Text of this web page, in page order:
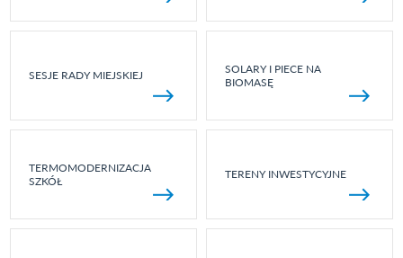
SESJE RADY MIEJSKIEJ
SOLARY I PIECE NA
BIOMASĘ
TERMOMODERNIZACJA
SZKÓŁ
TERENY INWESTYCYJNE